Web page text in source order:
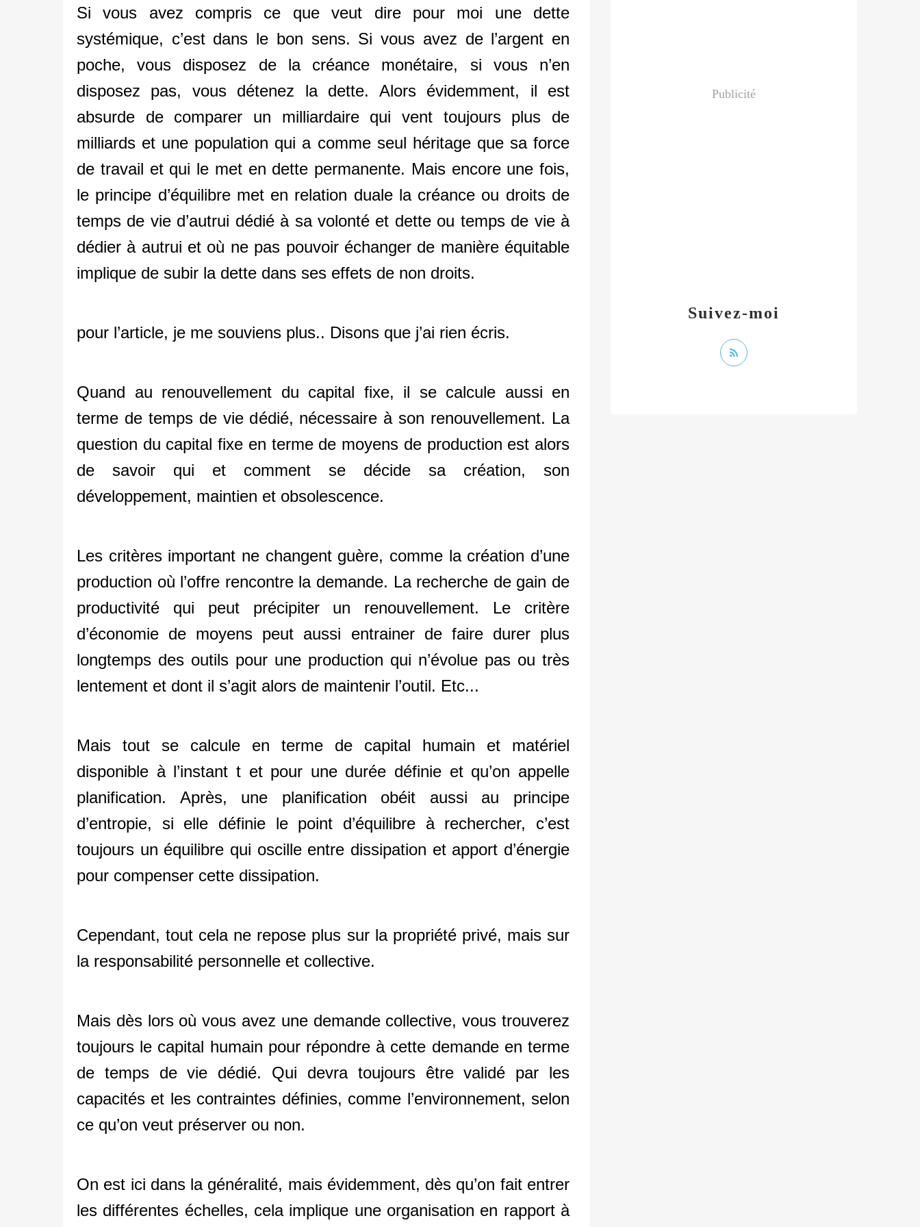
Si vous avez compris ce que veut dire pour moi une dette
systémique, c’est dans le bon sens. Si vous avez de l’argent en
poche, vous disposez de la créance monétaire, si vous n’en
disposez pas, vous détenez la dette. Alors évidemment, il est
absurde de comparer un milliardaire qui vent toujours plus de
milliards et une population qui a comme seul héritage que sa force
de travail et qui le met en dette permanente. Mais encore une fois,
le principe d’équilibre met en relation duale la créance ou droits de
temps de vie d’autrui dédié à sa volonté et dette ou temps de vie à
dédier à autrui et où ne pas pouvoir échanger de manière équitable
implique de subir la dette dans ses effets de non droits.
pour l’article, je me souviens plus.. Disons que j’ai rien écris.
Quand au renouvellement du capital fixe, il se calcule aussi en
terme de temps de vie dédié, nécessaire à son renouvellement. La
question du capital fixe en terme de moyens de production est alors
de savoir qui et comment se décide sa création, son
développement, maintien et obsolescence.
Les critères important ne changent guère, comme la création d’une
production où l’offre rencontre la demande. La recherche de gain de
productivité qui peut précipiter un renouvellement. Le critère
d’économie de moyens peut aussi entrainer de faire durer plus
longtemps des outils pour une production qui n’évolue pas ou très
lentement et dont il s’agit alors de maintenir l’outil. Etc...
Mais tout se calcule en terme de capital humain et matériel
disponible à l’instant t et pour une durée définie et qu’on appelle
planification. Après, une planification obéit aussi au principe
d’entropie, si elle définie le point d’équilibre à rechercher, c’est
toujours un équilibre qui oscille entre dissipation et apport d’énergie
pour compenser cette dissipation.
Cependant, tout cela ne repose plus sur la propriété privé, mais sur
la responsabilité personnelle et collective.
Mais dès lors où vous avez une demande collective, vous trouverez
toujours le capital humain pour répondre à cette demande en terme
de temps de vie dédié. Qui devra toujours être validé par les
capacités et les contraintes définies, comme l’environnement, selon
ce qu’on veut préserver ou non.
On est ici dans la généralité, mais évidemment, dès qu’on fait entrer
les différentes échelles, cela implique une organisation en rapport à
Suivez-moi
Publicité